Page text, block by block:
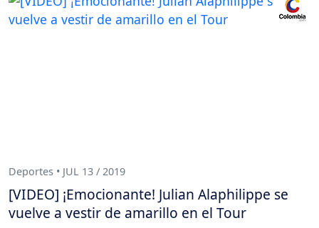
Deportes • JUL 13 / 2019
[VIDEO] ¡Emocionante! Julian Alaphilippe se
vuelve a vestir de amarillo en el Tour